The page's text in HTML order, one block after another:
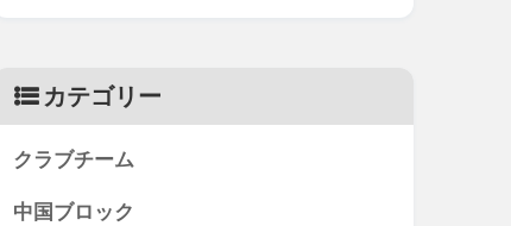
カテゴリー
クラブチーム
中国ブロック